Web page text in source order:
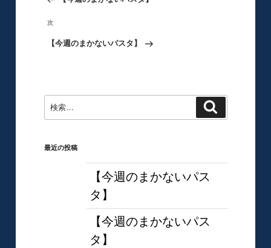
ビ
ー
投
稿
次
の
次
【今週のまかないパスタ】
索:
最近の投稿
【今週のまかないパス
タ】
【今週のまかないパス
タ】